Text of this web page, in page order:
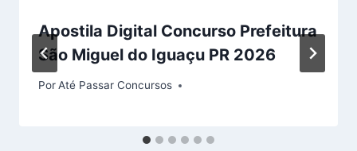
Apostila Digital Concurso Prefeitura
São Miguel do Iguaçu PR 2026
PorAté Passar Concursos